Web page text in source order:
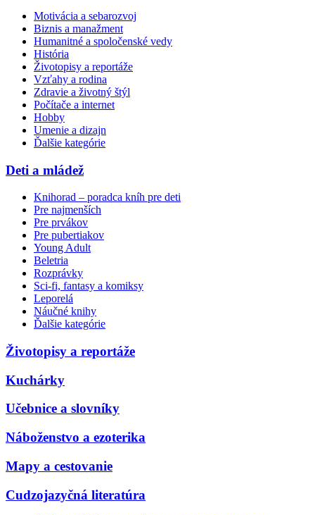
Motivácia a sebarozvoj
Biznis a manažment
Humanitné a spoločenské vedy
História
Životopisy a reportáže
Vzťahy a rodina
Zdravie a životný štýl
Počítače a internet
Hobby
Umenie a dizajn
Ďalšie kategórie
Deti a mládež
Knihorad – poradca kníh pre deti
Pre najmenších
Pre prvákov
Pre pubertiakov
Young Adult
Beletria
Rozprávky
Sci-fi, fantasy a komiksy
Leporelá
Náučné knihy
Ďalšie kategórie
Životopisy a reportáže
Kuchárky
Učebnice a slovníky
Náboženstvo a ezoterika
Mapy a cestovanie
Cudzojazyčná literatúra